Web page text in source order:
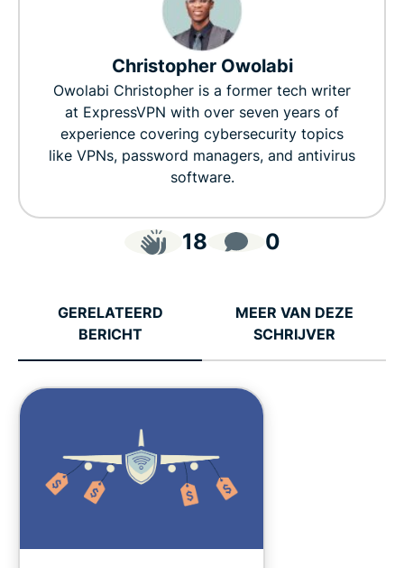
Christopher Owolabi
Owolabi Christopher is a former tech writer
at ExpressVPN with over seven years of
experience covering cybersecurity topics
like VPNs, password managers, and antivirus
software.
18 0
GERELATEERD
BERICHT
MEER VAN DEZE
SCHRIJVER